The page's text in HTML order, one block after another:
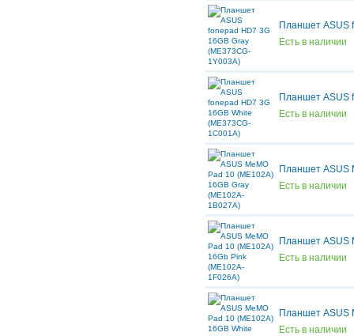
Планшет ASUS
Есть в наличии
Планшет ASUS
Есть в наличии
Планшет ASUS
Есть в наличии
Планшет ASUS
Есть в наличии
Планшет ASUS
Есть в наличии